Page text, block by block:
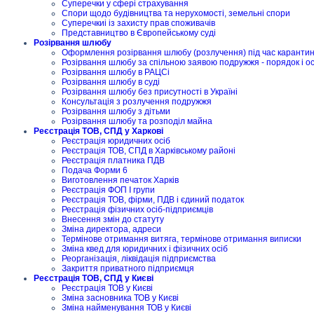
Суперечки у сфері страхування
Спори щодо будівництва та нерухомості, земельні спори
Суперечкиі із захисту прав споживачів
Представництво в Європейському суді
Розірвання шлюбу
Оформлення розірвання шлюбу (розлучення) під час
Розірвання шлюбу за спільною заявою подружжя - порядок і
Розірвання шлюбу в РАЦСі
Розірвання шлюбу в суді
Розірвання шлюбу без присутності в Україні
Консультація з розлучення подружжя
Розірвання шлюбу з дітьми
Розірвання шлюбу та розподіл майна
Реєстрація ТОВ, СПД у Харкові
Реєстрація юридичних осіб
Реєстрація ТОВ, СПД в Харківському районі
Реєстрація платника ПДВ
Подача Форми 6
Виготовлення печаток Харків
Реєстрація ФОП I групи
Реєстрація ТОВ, фірми, ПДВ і єдиний податок
Реєстрація фізичних осіб-підприємців
Внесення змін до статуту
Зміна директора, адреси
Термінове отримання витяга, термінове отримання виписки
Зміна квед для юридичних і фізичних осіб
Реорганізація, ліквідація підприємства
Закриття приватного підприємця
Реєстрація ТОВ, СПД у Києві
Реєстрація ТОВ у Києві
Зміна засновника ТОВ у Києві
Зміна найменування ТОВ у Києві